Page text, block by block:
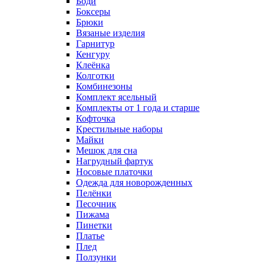
Боксеры
Брюки
Вязаные изделия
Гарнитур
Кенгуру
Клеёнка
Колготки
Комбинезоны
Комплект ясельный
Комплекты от 1 года и старше
Кофточка
Крестильные наборы
Майки
Мешок для сна
Нагрудный фартук
Носовые платочки
Одежда для новорожденных
Пелёнки
Песочник
Пижама
Пинетки
Платье
Плед
Ползунки